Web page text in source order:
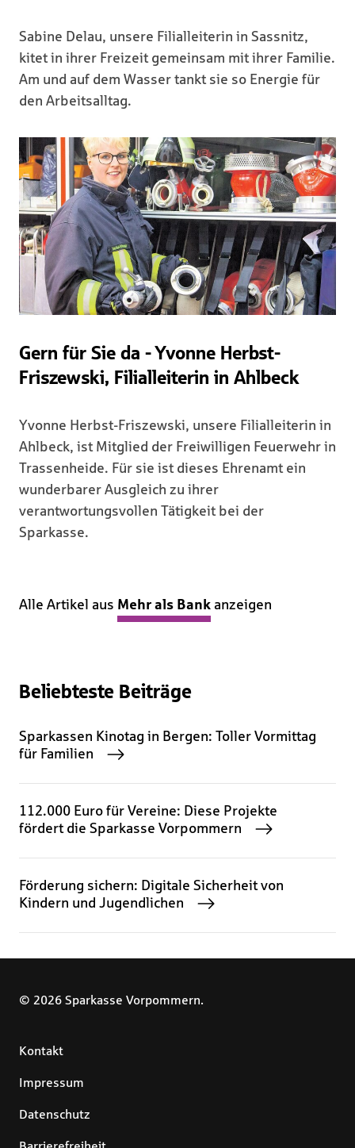
Sabine Delau, unsere Filialleiterin in Sassnitz,
kitet in ihrer Freizeit gemeinsam mit ihrer Familie.
Am und auf dem Wasser tankt sie so Energie für
den Arbeitsalltag.
Gern für Sie da - Yvonne Herbst-
Friszewski, Filialleiterin in Ahlbeck
Yvonne Herbst-Friszewski, unsere Filialleiterin in
Ahlbeck, ist Mitglied der Freiwilligen Feuerwehr in
Trassenheide. Für sie ist dieses Ehrenamt ein
wunderbarer Ausgleich zu ihrer
verantwortungsvollen Tätigkeit bei der
Sparkasse.
Alle Artikel aus Mehr als Bank anzeigen
Beliebteste Beiträge
Sparkassen Kinotag in Bergen: Toller Vormittag
für Familien
112.000 Euro für Vereine: Diese Projekte
fördert die Sparkasse Vorpommern
Förderung sichern: Digitale Sicherheit von
Kindern und Jugendlichen
© 2026 Sparkasse Vorpommern.
Kontakt
Impressum
Datenschutz